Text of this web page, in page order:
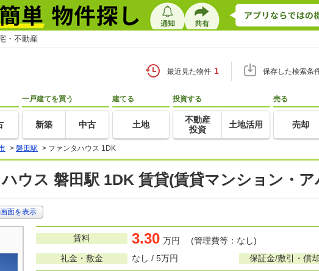
・不動産
最近見た物件 1 保存した検索条
一戸建てを買う
新築 中古
建てる
土地
投資する
不動産
投資
土地活用
売る
売却
> 磐田駅 > ファンタハウス 1DK
ウス 磐田駅 1DK 賃貸(賃貸マンション・ア
面を表示
賃料 3.30 万円 (管理費等：なし)
礼金・敷金
なし / 5万円 保証金/敷引・償却